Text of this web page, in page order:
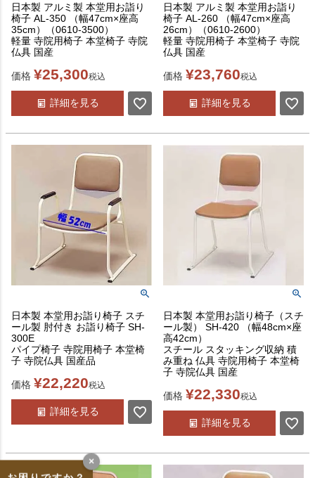
日本製 アルミ製 本堂用お詣り
椅子 AL-350 （幅47cm×座高
35cm）（0610-3500）
軽量 寺院用椅子 本堂椅子 寺院
仏具 国産
価格 ¥25,300税込
詳細を見る
日本製 アルミ製 本堂用お詣り
椅子 AL-260 （幅47cm×座高
26cm）（0610-2600）
軽量 寺院用椅子 本堂椅子 寺院
仏具 国産
価格 ¥23,760税込
詳細を見る
日本製 本堂用お詣り椅子 スチ
ール製 肘付き お詣り椅子 SH-
300E
パイプ椅子 寺院用椅子 本堂椅
子 寺院仏具 国産品
価格 ¥22,220税込
詳細を見る
日本製 本堂用お詣り椅子（スチ
ール製） SH-420 （幅48cm×座
高42cm）
スチール スタッキング収納 積
み重ね 仏具 寺院用椅子 本堂椅
子 寺院仏具 国産
価格 ¥22,330税込
詳細を見る
×